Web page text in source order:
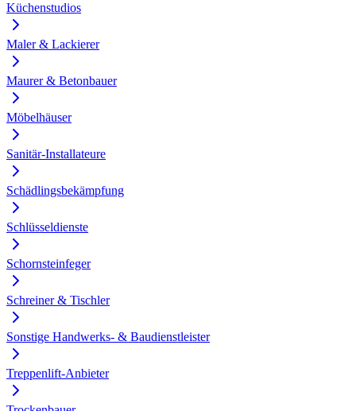
Küchenstudios
Maler & Lackierer
Maurer & Betonbauer
Möbelhäuser
Sanitär-Installateure
Schädlingsbekämpfung
Schlüsseldienste
Schornsteinfeger
Schreiner & Tischler
Sonstige Handwerks- & Baudienstleister
Treppenlift-Anbieter